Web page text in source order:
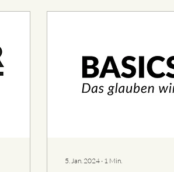
5. Jan. 2024 ∙ 1 Min.